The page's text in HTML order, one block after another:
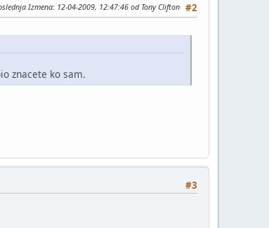
#2
Izmena: 12-04-2009, 12:47:46 od Tony Clifton
znacete ko sam.
#3